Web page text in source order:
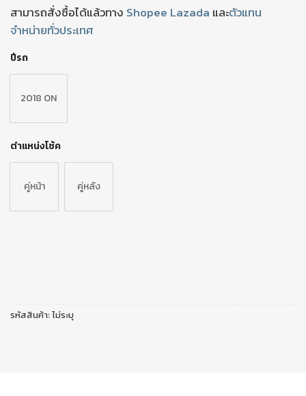
สามารถสั่งซื้อได้แล้วทาง Shopee Lazada และตัวแทน
จำหน่ายทั่วประเทศ
ปีรถ
2018 ON
ตำแหน่งโช้ค
คู่หน้า คู่หลัง
รหัสสินค้า:ไม่ระบุ